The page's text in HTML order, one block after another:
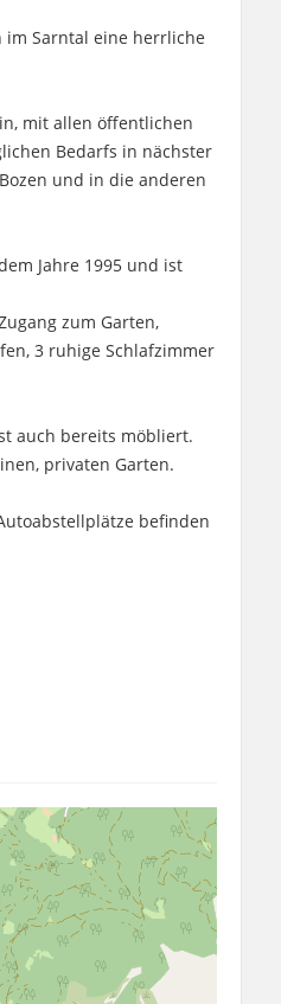
im Sarntal eine herrliche
mit allen öffentlichen
Bedarfs in nächster
und in die anderen
Jahre 1995 und ist
zum Garten,
3 ruhige Schlafzimmer
auch bereits möbliert.
privaten Garten.
befinden